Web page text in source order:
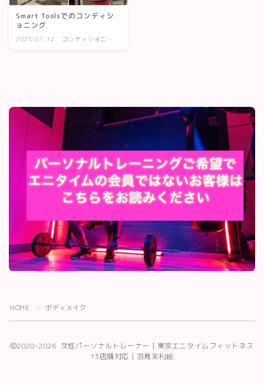
Smart Toolsでのコンディシ
ョニング
2020.01.12
コンディショニン
HOME ＞ ボディメイク
2020–2026 女性パーソナルトレーナー｜東京エニタイムフィットネス
13店舗対応｜羽鳥茉利絵